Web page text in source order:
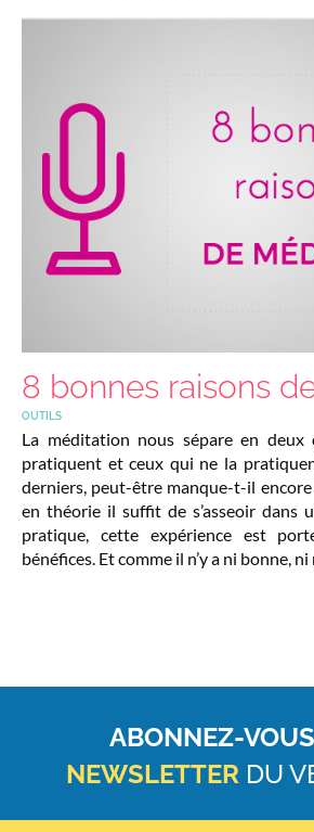
8 bonnes raisons
OUTILS
La méditation nous sépare en deux
pratiquent et ceux qui ne la
derniers, peut-être manque-t-il encore
en théorie il suffit de s’asseoir dans
pratique, cette expérience est
bénéfices. Et comme il n’y a ni bonne,
ABONNEZ-VOUS
NEWSLETTER DU